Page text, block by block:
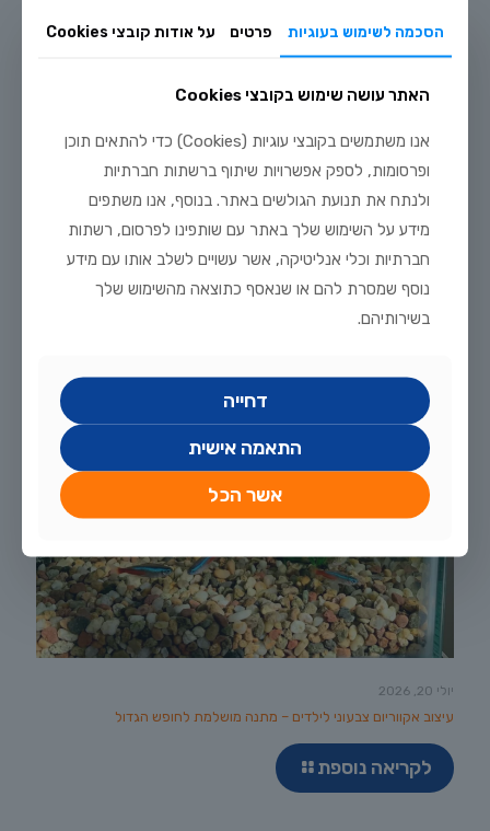
מדריך טיפוח דגי זהב וקוי בבריכת נוי: תנאים, תזונה ומניעת מחלות
לקריאה נוספת
יולי 20, 2026
עיצוב אקווריום צבעוני לילדים – מתנה מושלמת לחופש הגדול
לקריאה נוספת
הסכמה לשימוש בעוגיות פרטים על אודות קובצי Cookies
האתר עושה שימוש בקובצי Cookies
אנו משתמשים בקובצי עוגיות (Cookies) כדי להתאים תוכן
ופרסומות, לספק אפשרויות שיתוף ברשתות חברתיות
ולנתח את תנועת הגולשים באתר. בנוסף, אנו משתפים
מידע על השימוש שלך באתר עם שותפינו לפרסום, רשתות
חברתיות וכלי אנליטיקה, אשר עשויים לשלב אותו עם מידע
נוסף שמסרת להם או שנאסף כתוצאה מהשימוש שלך
בשירותיהם.
דחייה
התאמה אישית
אשר הכל